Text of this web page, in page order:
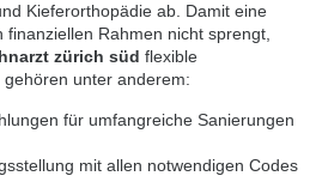
Kieferorthopädie ab. Damit eine
Rahmen nicht sprengt,
zürich süd flexible
unter anderem:
für umfangreiche Sanierungen
mit allen notwendigen Codes